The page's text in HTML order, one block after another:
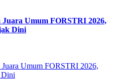
Umum FORSTRI 2026,
Dini